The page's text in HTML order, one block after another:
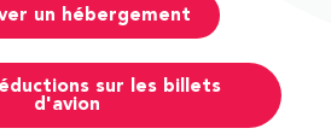
un hébergement
sur les billets
d'avion